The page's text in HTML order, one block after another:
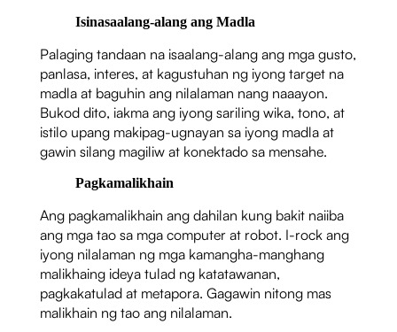
Isinasaalang-alang ang Madla
Palaging tandaan na isaalang-alang ang mga gusto,
panlasa, interes, at kagustuhan ng iyong target na
madla at baguhin ang nilalaman nang naaayon.
Bukod dito, iakma ang iyong sariling wika, tono, at
istilo upang makipag-ugnayan sa iyong madla at
gawin silang magiliw at konektado sa mensahe.
Pagkamalikhain
Ang pagkamalikhain ang dahilan kung bakit naiiba
ang mga tao sa mga computer at robot. I-rock ang
iyong nilalaman ng mga kamangha-manghang
malikhaing ideya tulad ng katatawanan,
pagkakatulad at metapora. Gagawin nitong mas
malikhain ng tao ang nilalaman.